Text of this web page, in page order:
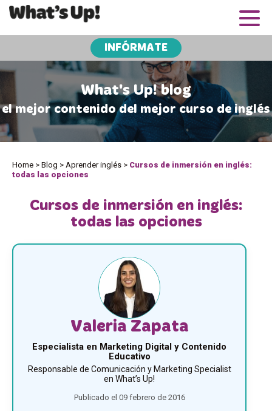
INFÓRMATE
What's Up! blog
el mejor contenido del mejor curso de inglés
Home > Blog > Aprender inglés > Cursos de inmersión en inglés:
todas las opciones
Cursos de inmersión en inglés:
todas las opciones
Valeria Zapata
Especialista en Marketing Digital y Contenido
Educativo
Responsable de Comunicación y Marketing Specialist
en What’s Up!
Publicado el 09 febrero de 2016